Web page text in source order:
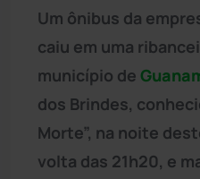
Um ônibus da
caiu em uma
município de
dos Brindes,
Morte”, na noite
volta das 21h20, e